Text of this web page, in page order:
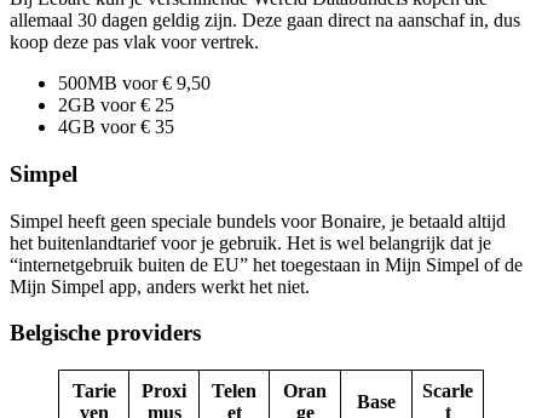
allemaal 30 dagen geldig zijn. Deze gaan direct na aanschaf in, dus
koop deze pas vlak voor vertrek.
500MB voor € 9,50
2GB voor € 25
4GB voor € 35
Simpel
Simpel heeft geen speciale bundels voor Bonaire, je betaald altijd
het buitenlandtarief voor je gebruik. Het is wel belangrijk dat je
“internetgebruik buiten de EU” het toegestaan in Mijn Simpel of de
Mijn Simpel app, anders werkt het niet.
Belgische providers
Tarie
ven
Proxi
mus
Telen
et
Oran
ge
Base
Scarle
t